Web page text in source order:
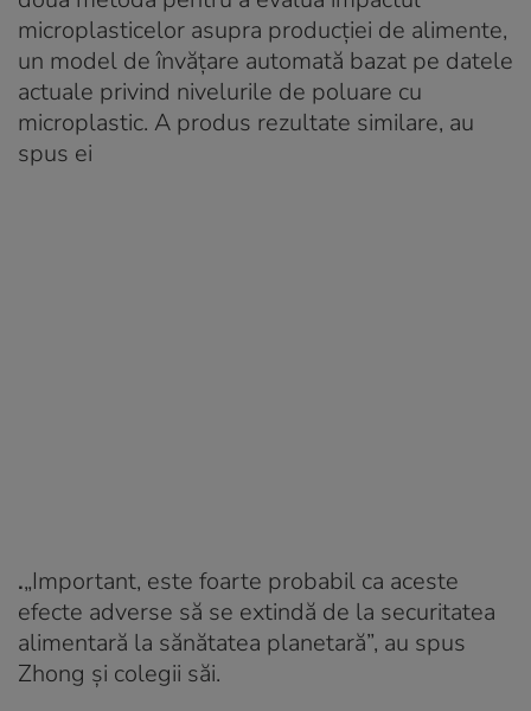
microplasticelor asupra producției de alimente,
un model de învățare automată bazat pe datele
actuale privind nivelurile de poluare cu
microplastic. A produs rezultate similare, au
spus ei
.„Important, este foarte probabil ca aceste
efecte adverse să se extindă de la securitatea
alimentară la sănătatea planetară”, au spus
Zhong și colegii săi.